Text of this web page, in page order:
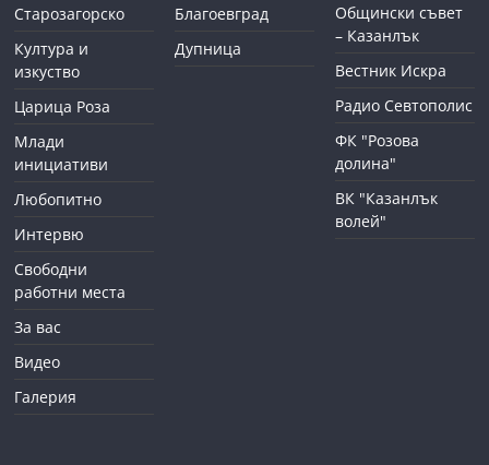
Старозагорско
Култура и
изкуство
Царица Роза
Млади
инициативи
Любопитно
Интервю
Свободни
работни места
За вас
Видео
Галерия
Благоевград
Дупница
Общински съвет
– Казанлък
Вестник Искра
Радио Севтополис
ФК "Розова
долина"
ВК "Казанлък
волей"